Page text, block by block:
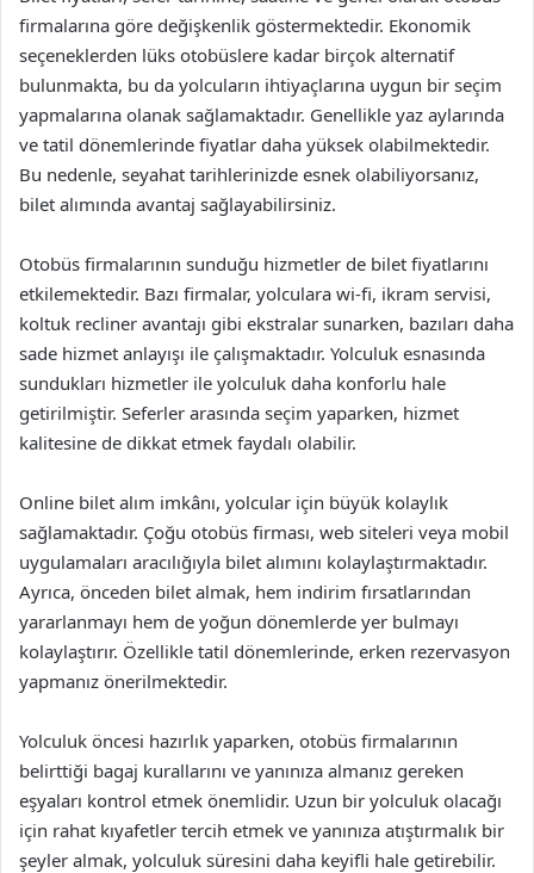
firmalarına göre değişkenlik göstermektedir. Ekonomik
seçeneklerden lüks otobüslere kadar birçok alternatif
bulunmakta, bu da yolcuların ihtiyaçlarına uygun bir seçim
yapmalarına olanak sağlamaktadır. Genellikle yaz aylarında
ve tatil dönemlerinde fiyatlar daha yüksek olabilmektedir.
Bu nedenle, seyahat tarihlerinizde esnek olabiliyorsanız,
bilet alımında avantaj sağlayabilirsiniz.
Otobüs firmalarının sunduğu hizmetler de bilet fiyatlarını
etkilemektedir. Bazı firmalar, yolculara wi-fi, ikram servisi,
koltuk recliner avantajı gibi ekstralar sunarken, bazıları daha
sade hizmet anlayışı ile çalışmaktadır. Yolculuk esnasında
sundukları hizmetler ile yolculuk daha konforlu hale
getirilmiştir. Seferler arasında seçim yaparken, hizmet
kalitesine de dikkat etmek faydalı olabilir.
Online bilet alım imkânı, yolcular için büyük kolaylık
sağlamaktadır. Çoğu otobüs firması, web siteleri veya mobil
uygulamaları aracılığıyla bilet alımını kolaylaştırmaktadır.
Ayrıca, önceden bilet almak, hem indirim fırsatlarından
yararlanmayı hem de yoğun dönemlerde yer bulmayı
kolaylaştırır. Özellikle tatil dönemlerinde, erken rezervasyon
yapmanız önerilmektedir.
Yolculuk öncesi hazırlık yaparken, otobüs firmalarının
belirttiği bagaj kurallarını ve yanınıza almanız gereken
eşyaları kontrol etmek önemlidir. Uzun bir yolculuk olacağı
için rahat kıyafetler tercih etmek ve yanınıza atıştırmalık bir
şeyler almak, yolculuk süresini daha keyifli hale getirebilir.